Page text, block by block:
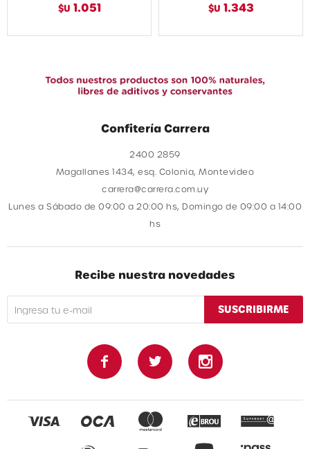
$U 1.051 $U 1.343
Confitería Carrera
2400 2859
Magallanes 1434, esq. Colonia, Montevideo
carrera@carrera.com.uy
Lunes a Sábado de 09:00 a 20:00 hs, Domingo de 09:00 a 14:00
hs
Recibe nuestra novedades
SUSCRIBIRME
  